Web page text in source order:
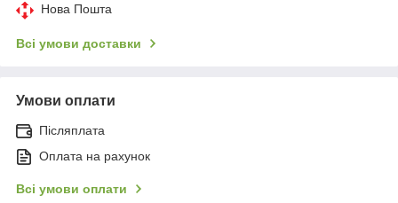
Нова Пошта
Всі умови доставки
Умови оплати
Післяплата
Оплата на рахунок
Всі умови оплати